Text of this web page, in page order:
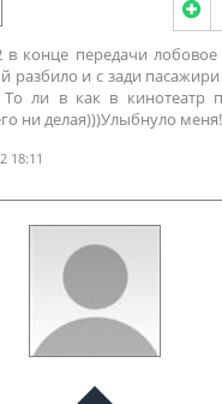
в конце передачи лобовое
разбило и с зади пасажири
ли в как в кинотеатр
ни делая)))Улыбнуло меня!
18:11